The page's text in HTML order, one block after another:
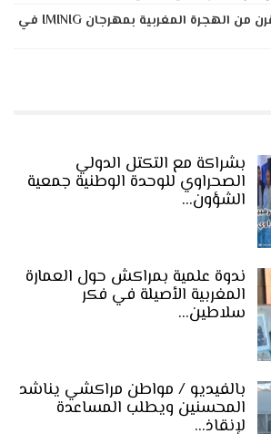
أكادير تحتفي بقرن من الهجرة المغربية بمهرجان IMINIG في
بشراكة مع التكتل الدولي
الصحراوي للوحدة الوطنية جمعية
الشؤون…
ندوة علمية بمراكش حول العمارة
المغربية الأصيلة في فكر
سلاطين…
بالفيديو / مواطن مراكشي يناشد
المحسنين ويطلب المساعدة
لإنقاذ…